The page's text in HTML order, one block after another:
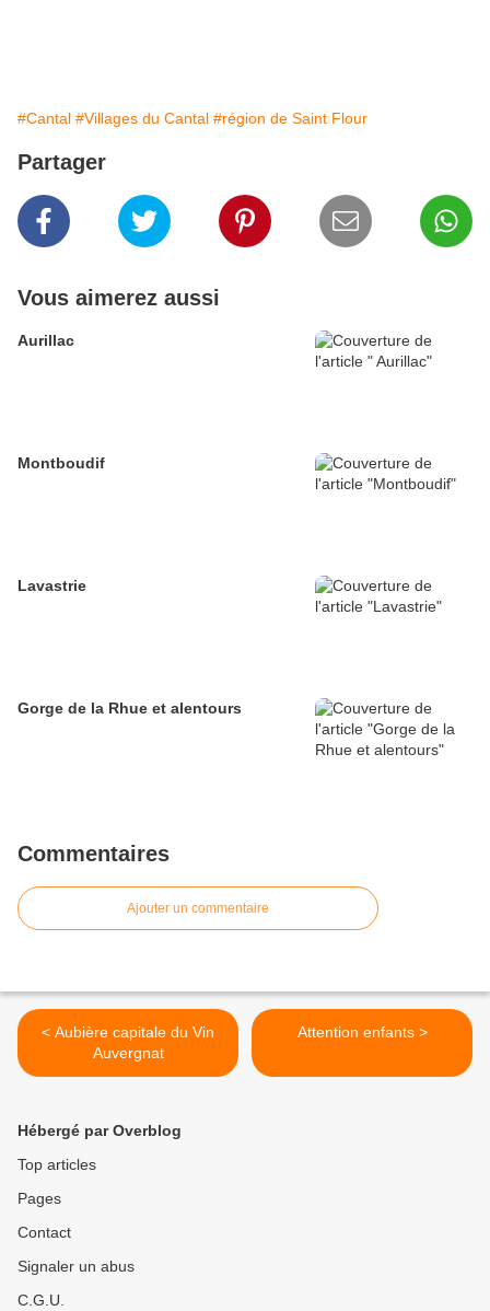
#Cantal #Villages du Cantal #région de Saint Flour
Partager
Vous aimerez aussi
Aurillac
Montboudif
Lavastrie
Gorge de la Rhue et alentours
Commentaires
Ajouter un commentaire
< Aubière capitale du Vin
Auvergnat
Attention enfants >
Hébergé par Overblog
Top articles
Pages
Contact
Signaler un abus
C.G.U.